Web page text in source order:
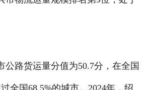
公路货运量分值为50.7分，在全国
全国68.5%的城市。2024年，绍